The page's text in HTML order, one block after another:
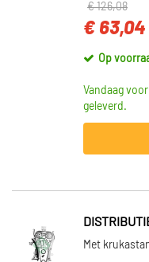
€ 126,08
€ 63,04
Op
Vandaag
geleverd.
Met